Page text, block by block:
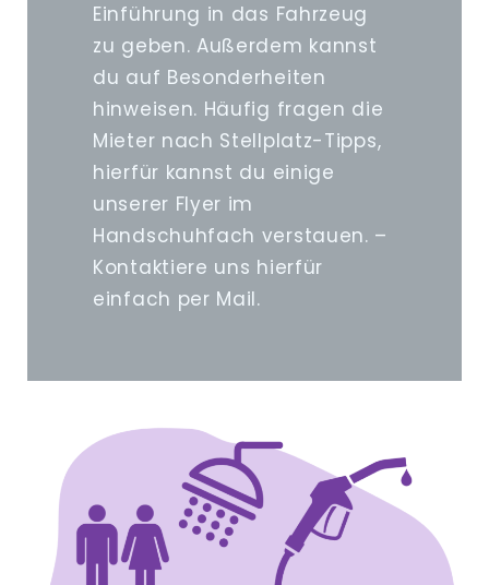
Einführung in das Fahrzeug
zu geben. Außerdem kannst
du auf Besonderheiten
hinweisen. Häufig fragen die
Mieter nach Stellplatz-Tipps,
hierfür kannst du einige
unserer Flyer im
Handschuhfach verstauen. –
Kontaktiere uns hierfür
einfach per Mail.